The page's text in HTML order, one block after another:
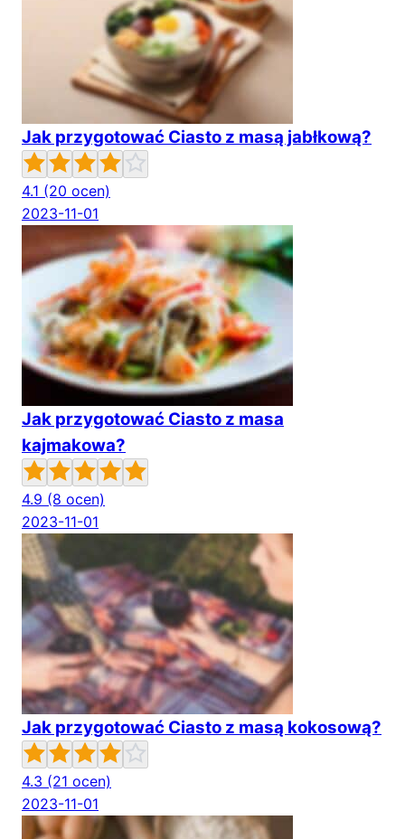
Jak przygotować Ciasto z masą jabłkową?
4.1 (20 ocen)
2023-11-01
Jak przygotować Ciasto z masa
kajmakowa?
4.9 (8 ocen)
2023-11-01
Jak przygotować Ciasto z masą kokosową?
4.3 (21 ocen)
2023-11-01